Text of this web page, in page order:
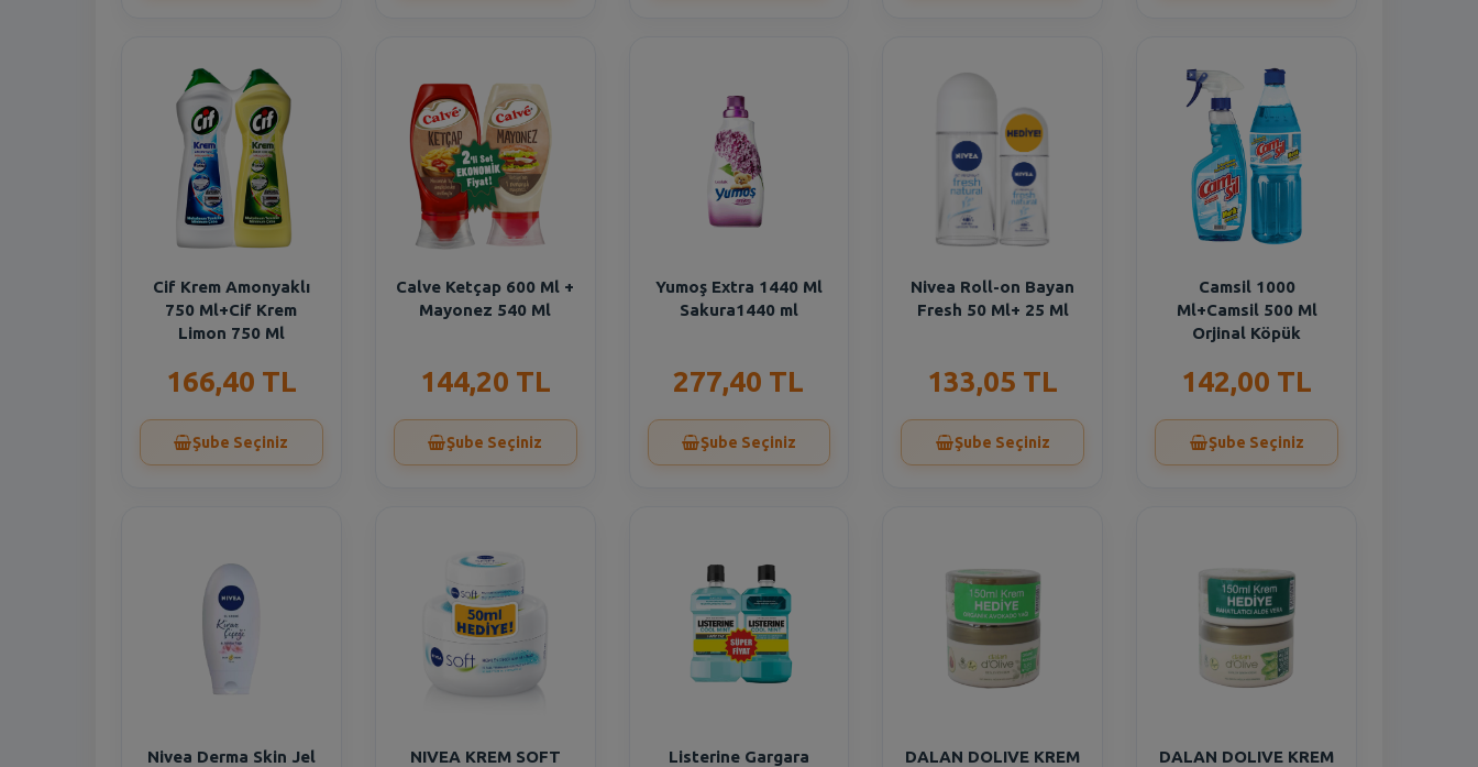
Cif Krem Amonyaklı
750 Ml+Cif Krem
Limon 750 Ml
166,40 TL
Şube Seçiniz
Calve Ketçap 600 Ml +
Mayonez 540 Ml
144,20 TL
Şube Seçiniz
Yumoş Extra 1440 Ml
Sakura1440 ml
277,40 TL
Şube Seçiniz
Nivea Roll-on Bayan
Fresh 50 Ml+ 25 Ml
133,05 TL
Şube Seçiniz
Camsil 1000
Ml+Camsil 500 Ml
Orjinal Köpük
142,00 TL
Şube Seçiniz
Nivea Derma Skin Jel
NIVEA KREM SOFT
Listerine Gargara
DALAN DOLIVE KREM
DALAN DOLIVE KREM